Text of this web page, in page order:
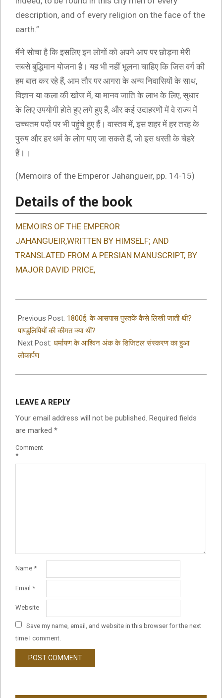
description, and of every religion on the face of the
earth.”
मैंने सोचा है कि इसलिए इन लोगों को अपने आप पर छोड़ना मेरी
सबसे बुद्धिमान योजना है। यह भी नहीं भूलना चाहिए कि जिस वर्ग की
हम बात कर रहे हैं, आम तौर पर आगरा के अन्य निवासियों के साथ,
विज्ञान या कला की खोज में, या मानव जाति के लाभ के लिए, सुधार
के लिए उपयोगी होते हुए लगे हुए हैं, और कई उदाहरणों में वे राज्य में
उच्चतम पदों पर भी पहुंचे हुए हैं। वास्तव में, इस शहर में हर तरह के
पुरुष और हर धर्म के लोग पाए जा सकते हैं, जो इस धरती के चेहरे
हैं।।
(Memoirs of the Emperor Jahangueir, pp. 14-15)
Details of the book
MEMOIRS OF THE EMPEROR
JAHANGUEIR,WRITTEN BY HIMSELF; AND
TRANSLATED FROM A PERSIAN MANUSCRIPT, BY
MAJOR DAVID PRICE,
09-
12
Previous Post: 1800ई. के आसपास पुस्तकें कैसे लिखी जाती थी?
पाण्डुलिपियों की कीमत क्या थीं?
Next Post: धर्मायण के आश्विन अंक के डिजिटल संस्करण का हुआ
लोकार्पण
LEAVE A REPLY
Your email address will not be published. Required fields
are marked *
Comment
*
Name *
Email *
Website
Save my name, email, and website in this browser for the next
time I comment.